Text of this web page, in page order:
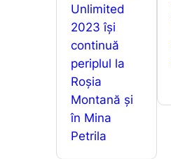
Unlimited
2023 își
continuă
periplul la
Roșia
Montană și
în Mina
Petrila